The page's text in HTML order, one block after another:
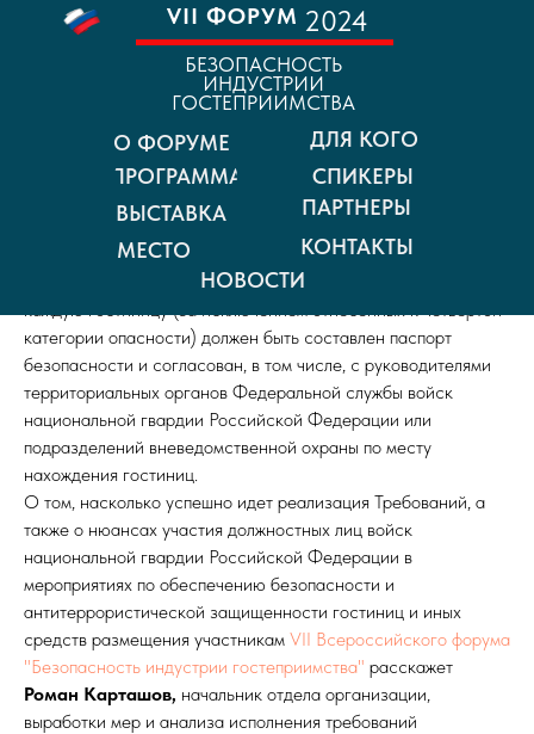
VII ФОРУМ
БЕЗОПАСНОСТЬ
ИНДУСТРИИ
ГОСТЕПРИИМСТВА
ПРОГРАММА
О ФОРУМЕ
ДЛЯ КОГО
СПИКЕРЫ
ПАРТНЕРЫ
МЕСТО
КОНТАКТЫ
2024
НОВОСТИ
ВЫСТАВКА
Росгвардия и отельеры.
Профессиональный диалог.
В идеале на сегодняшний день почти все гостиницы должны
быть комиссионно обследованы, в отношении каждой –
разработаны перечни мероприятий по обследованию и
оснащению техническими средствами обеспечения
безопасности и антитеррористической защищенности. На
каждую гостиницу (за исключением отнесенных к четвертой
категории опасности) должен быть составлен паспорт
безопасности и согласован, в том числе, с руководителями
территориальных органов Федеральной службы войск
национальной гвардии Российской Федерации или
подразделений вневедомственной охраны по месту
нахождения гостиниц.
О том, насколько успешно идет реализация Требований, а
также о нюансах участия должностных лиц войск
национальной гвардии Российской Федерации в
мероприятиях по обеспечению безопасности и
антитеррористической защищенности гостиниц и иных
средств размещения участникам VII Всероссийского форума
"Безопасность индустрии гостеприимства" расскажет
Роман Карташов, начальник отдела организации,
выработки мер и анализа исполнения требований